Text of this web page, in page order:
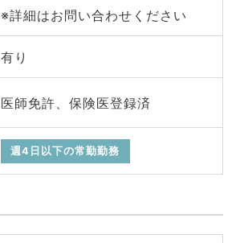
※詳細はお問い合わせください
有り
医師免許、保険医登録済
週4日以下の常勤勤務